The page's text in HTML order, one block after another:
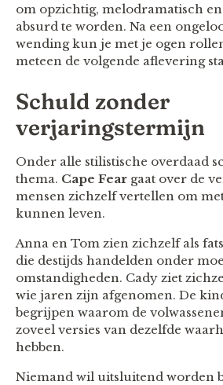
om opzichtig, melodramatisch
absurd te worden. Na een
wending kun je met je ogen
meteen de volgende aflevering
Schuld zonder
verjaringstermijn
Onder alle stilistische overdaad
thema. Cape Fear gaat over de
mensen zichzelf vertellen om
kunnen leven.
Anna en Tom zien zichzelf als
die destijds handelden onder
omstandigheden. Cady ziet
wie jaren zijn afgenomen. De
begrijpen waarom de
zoveel versies van dezelfde
hebben.
Niemand wil uitsluitend worden